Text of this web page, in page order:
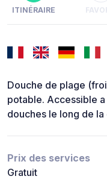
ITINÉRAIRE
Douche de plage
potable. Accessible
douches le long de la
Prix des services
Gratuit